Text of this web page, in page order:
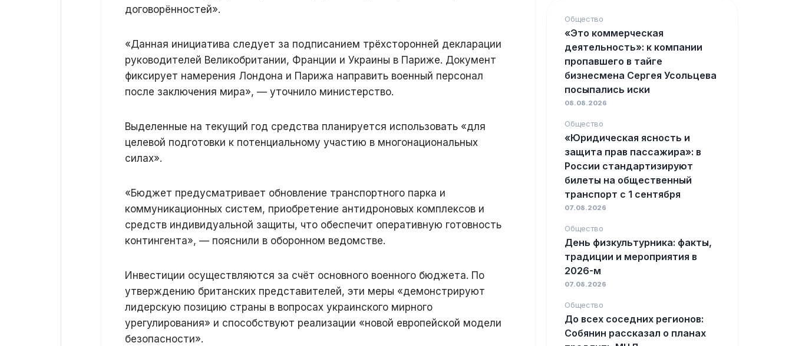
договорённостей».
«Данная инициатива следует за подписанием трёхсторонней декларации
руководителей Великобритании, Франции и Украины в Париже. Документ
фиксирует намерения Лондона и Парижа направить военный персонал
после заключения мира», — уточнило министерство.
Выделенные на текущий год средства планируется использовать «для
целевой подготовки к потенциальному участию в многонациональных
силах».
«Бюджет предусматривает обновление транспортного парка и
коммуникационных систем, приобретение антидроновых комплексов и
средств индивидуальной защиты, что обеспечит оперативную готовность
контингента», — пояснили в оборонном ведомстве.
Инвестиции осуществляются за счёт основного военного бюджета. По
утверждению британских представителей, эти меры «демонстрируют
лидерскую позицию страны в вопросах украинского мирного
урегулирования» и способствуют реализации «новой европейской модели
безопасности».
Общество
«Это коммерческая
деятельность»: к компании
пропавшего в тайге
бизнесмена Сергея Усольцева
посыпались иски
08.08.2026
Общество
«Юридическая ясность и
защита прав пассажира»: в
России стандартизируют
билеты на общественный
транспорт с 1 сентября
07.08.2026
Общество
День физкультурника: факты,
традиции и мероприятия в
2026-м
07.08.2026
Общество
До всех соседних регионов:
Собянин рассказал о планах